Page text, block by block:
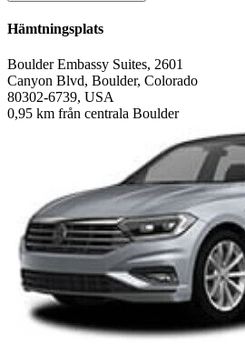
Hämtningsplats
Boulder Embassy Suites, 2601
Canyon Blvd, Boulder, Colorado
80302-6739, USA
0,95 km från centrala Boulder